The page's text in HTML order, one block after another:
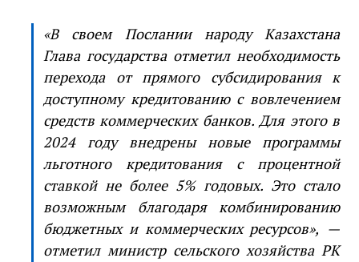
«В своем Послании народу Казахстана
Глава государства отметил необходимость
перехода от прямого субсидирования к
доступному кредитованию с вовлечением
средств коммерческих банков. Для этого в
2024 году внедрены новые программы
льготного кредитования с процентной
ставкой не более 5% годовых. Это стало
возможным благодаря комбинированию
бюджетных и коммерческих ресурсов», —
отметил министр сельского хозяйства РК